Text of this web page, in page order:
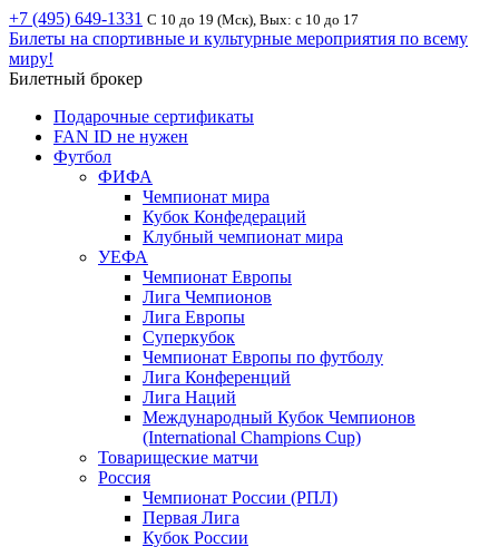
+7 (495) 649-1331 С 10 до 19 (Мск), Вых: с 10 до 17
Билеты на спортивные и культурные мероприятия по всему
миру!
Билетный брокер
Подарочные сертификаты
FAN ID не нужен
Футбол
ФИФА
Чемпионат мира
Кубок Конфедераций
Клубный чемпионат мира
УЕФА
Чемпионат Европы
Лига Чемпионов
Лига Европы
Суперкубок
Чемпионат Европы по футболу
Лига Конференций
Лига Наций
Международный Кубок Чемпионов
(International Champions Cup)
Товарищеские матчи
Россия
Чемпионат России (РПЛ)
Первая Лига
Кубок России